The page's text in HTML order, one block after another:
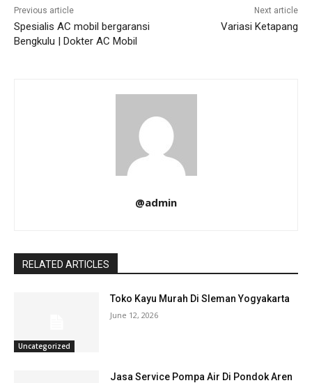
Previous article
Spesialis AC mobil bergaransi
Bengkulu | Dokter AC Mobil
Next article
Variasi Ketapang
@admin
RELATED ARTICLES
Uncategorized
Toko Kayu Murah Di Sleman Yogyakarta
June 12, 2026
Jasa Service Pompa Air Di Pondok Aren